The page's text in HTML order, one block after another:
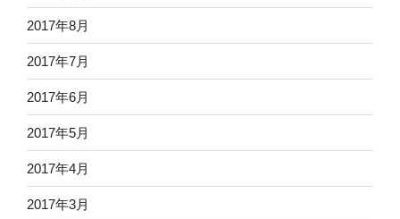
2017年8月
2017年7月
2017年6月
2017年5月
2017年4月
2017年3月